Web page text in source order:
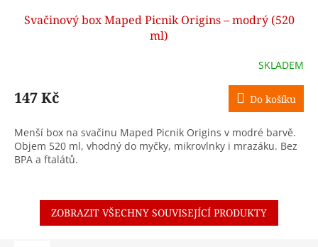
Svačinový box Maped Picnik Origins – modrý (520
ml)
SKLADEM
147 Kč Do košíku
Menší box na svačinu Maped Picnik Origins v modré barvě.
Objem 520 ml, vhodný do myčky, mikrovlnky i mrazáku. Bez
BPA a ftalátů.
ZOBRAZIT VŠECHNY SOUVISEJÍCÍ PRODUKTY